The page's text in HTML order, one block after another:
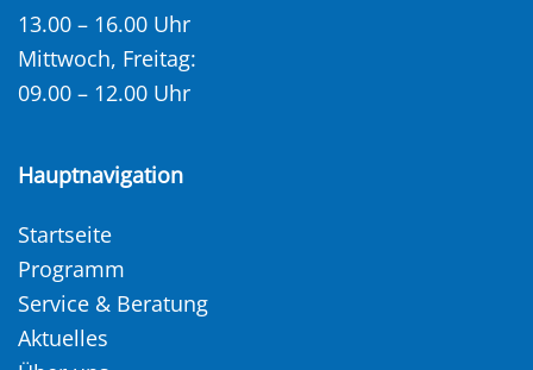
13.00 – 16.00 Uhr
Mittwoch, Freitag:
09.00 – 12.00 Uhr
Hauptnavigation
Startseite
Programm
Service & Beratung
Aktuelles